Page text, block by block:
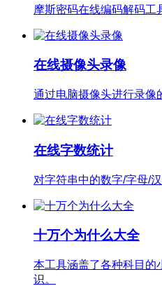
摩斯密码在线编码解码工
在线摄像头录像
通过电脑摄像头进行录像
在线字数统计
对字符串中的数字/字母/
十万个为什么大全
本工具涵盖了各种科目的
识。